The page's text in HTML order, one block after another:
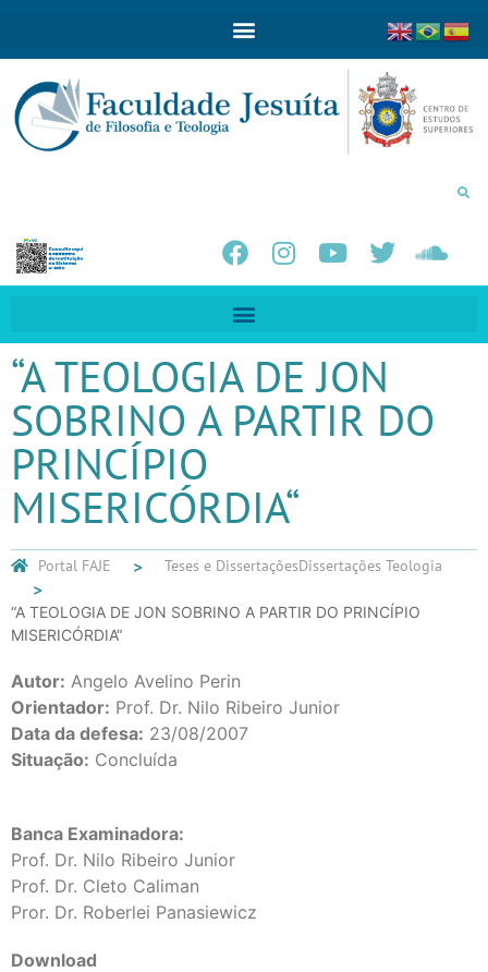
“A TEOLOGIA DE JON
SOBRINO A PARTIR DO
PRINCÍPIO
MISERICÓRDIA“
Portal FAJE Teses e DissertaçõesDissertações Teologia
“A TEOLOGIA DE JON SOBRINO A PARTIR DO PRINCÍPIO
MISERICÓRDIA“
Autor: Angelo Avelino Perin
Orientador: Prof. Dr. Nilo Ribeiro Junior
Data da defesa: 23/08/2007
Situação: Concluída
Banca Examinadora:
Prof. Dr. Nilo Ribeiro Junior
Prof. Dr. Cleto Caliman
Pror. Dr. Roberlei Panasiewicz
Download